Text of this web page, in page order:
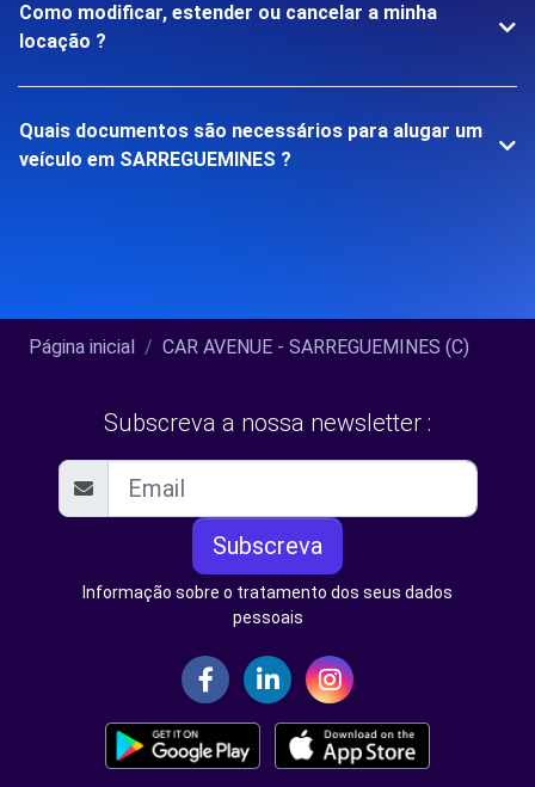
Como modificar, estender ou cancelar a minha
locação ?
Quais documentos são necessários para alugar um
veículo em SARREGUEMINES ?
Página inicial CAR AVENUE - SARREGUEMINES (C)
Subscreva a nossa newsletter :
Subscreva
Informação sobre o tratamento dos seus dados
pessoais